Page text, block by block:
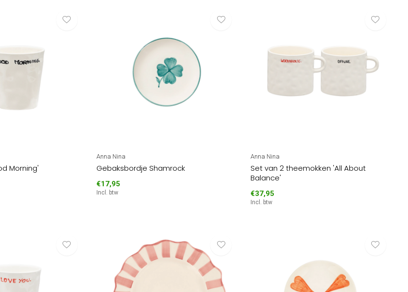
Morning'
Anna Nina
Gebaksbordje Shamrock
€17,95
Incl. btw
Anna Nina
Set van 2 theemokken 'All About
Balance'
€37,95
Incl. btw